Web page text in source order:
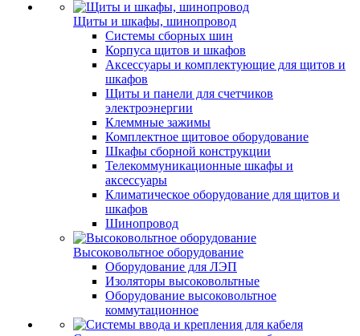
Щиты и шкафы, шинопровод
Системы сборных шин
Корпуса щитов и шкафов
Аксессуары и комплектующие для щитов и
шкафов
Щиты и панели для счетчиков
электроэнергии
Клеммные зажимы
Комплектное щитовое оборудование
Шкафы сборной конструкции
Телекоммуникационные шкафы и
аксессуары
Климатическое оборудование для щитов и
шкафов
Шинопровод
Высоковольтное оборудование
Оборудование для ЛЭП
Изоляторы высоковольтные
Оборудование высоковольтное
коммутационное